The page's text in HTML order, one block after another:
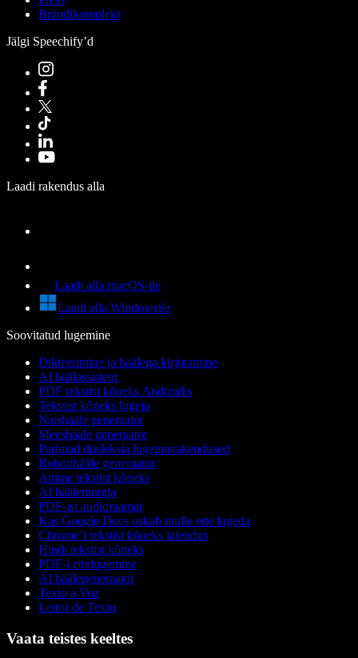
Brändikomplekt
Jälgi Speechify’d
Laadi rakendus alla
Laadi alla macOS-ile
Laadi alla Windowsile
Soovitatud lugemine
Dikteerimine ja häälega kirjutamine
AI häälassistent
PDF tekstist kõneks Androidis
Tekstist kõneks lugeja
Naishääle generaator
Meeshääle generaator
Parimad düsleksia lugemisrakendused
Robotihääle generaator
Anime tekstist kõneks
AI häälemuutja
PDF-ist audioraamat
Kas Google Docs oskab mulle ette lugeda
Chrome’i tekstist kõneks laiendus
Hindi tekstist kõneks
PDF-i ettelugemine
AI häälegeneraator
Texto a Voz
Leitor de Texto
Vaata teistes keeltes